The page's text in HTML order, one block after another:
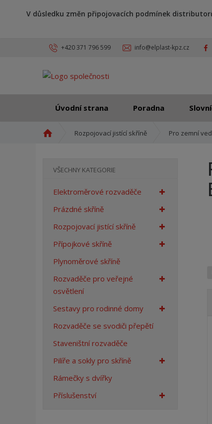
V důsledku změn připojovacích podmínek
+420 371 796 599 info@elplast-kpz.cz
Úvodní strana Poradna
s
t
a
n
Rozpojovací jistící skříně Pro zemní
VŠECHNY KATEGORIE
Elektroměrové rozvaděče
Prázdné skříně
Rozpojovací jistící skříně
Přípojkové skříně
Plynoměrové skříně
Rozvaděče pro veřejné
osvětlení
Sestavy pro rodinné domy
Rozvaděče se svodiči přepětí
Staveništní rozvaděče
Pilíře a sokly pro skříně
Rámečky s dvířky
Příslušenství